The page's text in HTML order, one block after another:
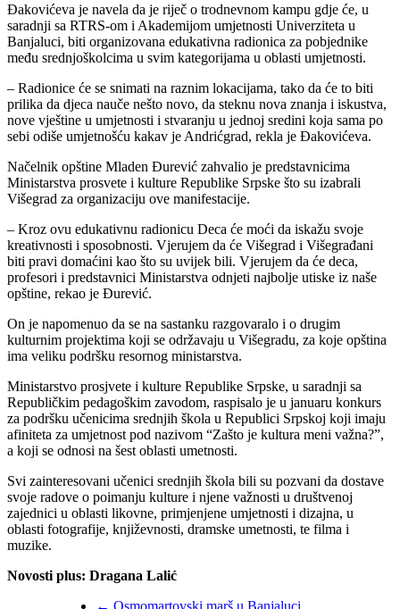
Đakovićeva je navela da je riječ o trodnevnom kampu gdje će, u
saradnji sa RTRS-om i Akademijom umjetnosti Univerziteta u
Banjaluci, biti organizovana edukativna radionica za pobjednike
među srednjoškolcima u svim kategorijama u oblasti umjetnosti.
– Radionice će se snimati na raznim lokacijama, tako da će to biti
prilika da djeca nauče nešto novo, da steknu nova znanja i iskustva,
nove vještine u umjetnosti i stvaranju u jednoj sredini koja sama po
sebi odiše umjetnošću kakav je Andrićgrad, rekla je Đakovićeva.
Načelnik opštine Mladen Đurević zahvalio je predstavnicima
Ministarstva prosvete i kulture Republike Srpske što su izabrali
Višegrad za organizaciju ove manifestacije.
– Kroz ovu edukativnu radionicu Deca će moći da iskažu svoje
kreativnosti i sposobnosti. Vjerujem da će Višegrad i Višegrađani
biti pravi domaćini kao što su uvijek bili. Vjerujem da će deca,
profesori i predstavnici Ministarstva odnjeti najbolje utiske iz naše
opštine, rekao je Đurević.
On je napomenuo da se na sastanku razgovaralo i o drugim
kulturnim projektima koji se održavaju u Višegradu, za koje opština
ima veliku podršku resornog ministarstva.
Ministarstvo prosjvete i kulture Republike Srpske, u saradnji sa
Republičkim pedagoškim zavodom, raspisalo je u januaru konkurs
za podršku učenicima srednjih škola u Republici Srpskoj koji imaju
afiniteta za umjetnost pod nazivom “Zašto je kultura meni važna?”,
a koji se odnosi na šest oblasti umetnosti.
Svi zainteresovani učenici srednjih škola bili su pozvani da dostave
svoje radove o poimanju kulture i njene važnosti u društvenoj
zajednici u oblasti likovne, primjenjene umjetnosti i dizajna, u
oblasti fotografije, književnosti, dramske umetnosti, te filma i
muzike.
Novosti plus: Dragana Lalić
← Osmomartovski marš u Banjaluci